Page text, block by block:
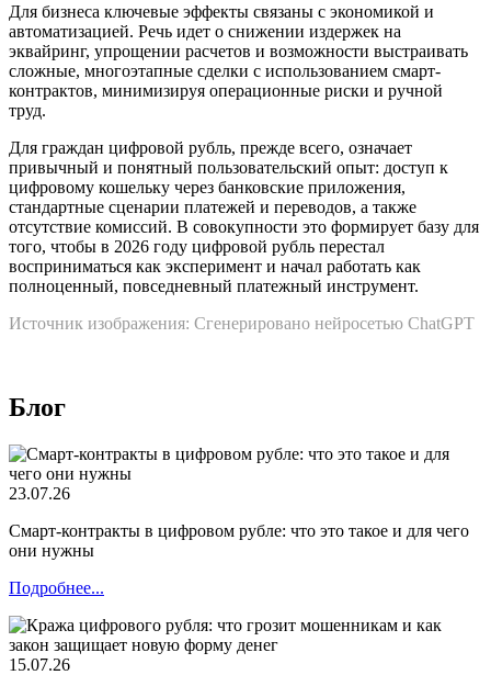
Для бизнеса ключевые эффекты связаны с экономикой и
автоматизацией. Речь идет о снижении издержек на
эквайринг, упрощении расчетов и возможности выстраивать
сложные, многоэтапные сделки с использованием смарт-
контрактов, минимизируя операционные риски и ручной
труд.
Для граждан цифровой рубль, прежде всего, означает
привычный и понятный пользовательский опыт: доступ к
цифровому кошельку через банковские приложения,
стандартные сценарии платежей и переводов, а также
отсутствие комиссий. В совокупности это формирует базу для
того, чтобы в 2026 году цифровой рубль перестал
восприниматься как эксперимент и начал работать как
полноценный, повседневный платежный инструмент.
Источник изображения: Сгенерировано нейросетью ChatGPT
Блог
23.07.26
Смарт-контракты в цифровом рубле: что это такое и для чего
они нужны
Подробнее...
15.07.26